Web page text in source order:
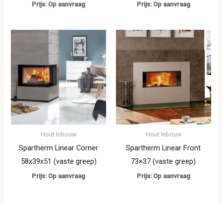
Prijs: Op aanvraag Prijs: Op aanvraag
Hout Inbouw
Spartherm Linear Corner
58x39x51 (vaste greep)
Prijs: Op aanvraag
Hout Inbouw
Spartherm Linear Front
73×37 (vaste greep)
Prijs: Op aanvraag